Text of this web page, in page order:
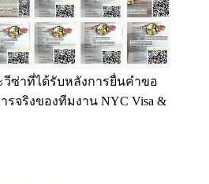
วีซ่าที่ได้รับหลังการยื่นคำขอ
รจริงของทีมงาน NYC Visa &